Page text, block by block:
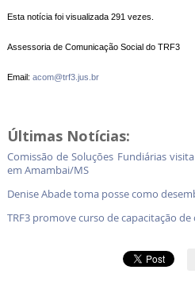
Esta notícia foi visualizada 291 vezes.
Assessoria de Comunicação Social do TRF3
Email: acom@trf3.jus.br
Últimas Notícias:
Comissão de Soluções Fundiárias
em Amambai/MS
Denise Abade toma posse como
TRF3 promove curso de capacitação de